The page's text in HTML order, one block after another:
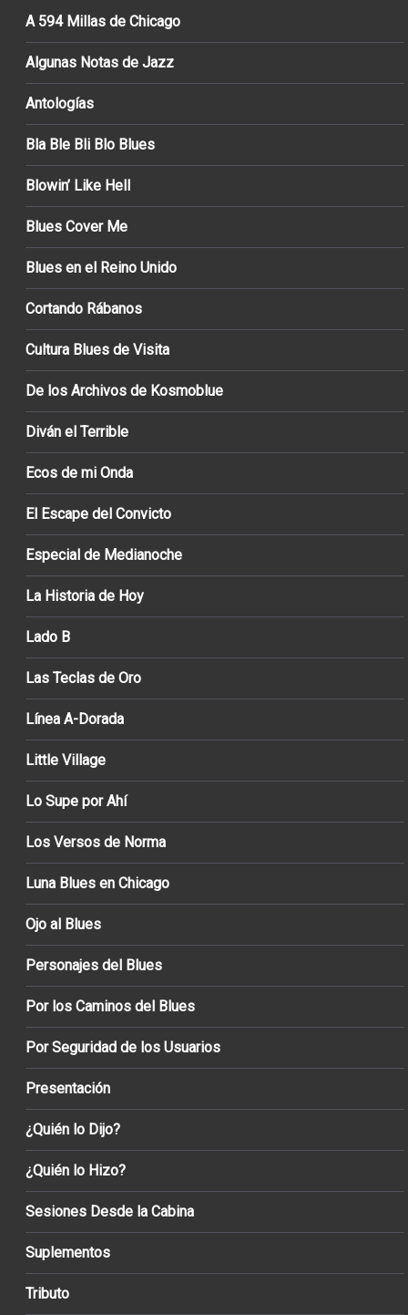
A 594 Millas de Chicago
Algunas Notas de Jazz
Antologías
Bla Ble Bli Blo Blues
Blowin’ Like Hell
Blues Cover Me
Blues en el Reino Unido
Cortando Rábanos
Cultura Blues de Visita
De los Archivos de Kosmoblue
Diván el Terrible
Ecos de mi Onda
El Escape del Convicto
Especial de Medianoche
La Historia de Hoy
Lado B
Las Teclas de Oro
Línea A-Dorada
Little Village
Lo Supe por Ahí
Los Versos de Norma
Luna Blues en Chicago
Ojo al Blues
Personajes del Blues
Por los Caminos del Blues
Por Seguridad de los Usuarios
Presentación
¿Quién lo Dijo?
¿Quién lo Hizo?
Sesiones Desde la Cabina
Suplementos
Tributo